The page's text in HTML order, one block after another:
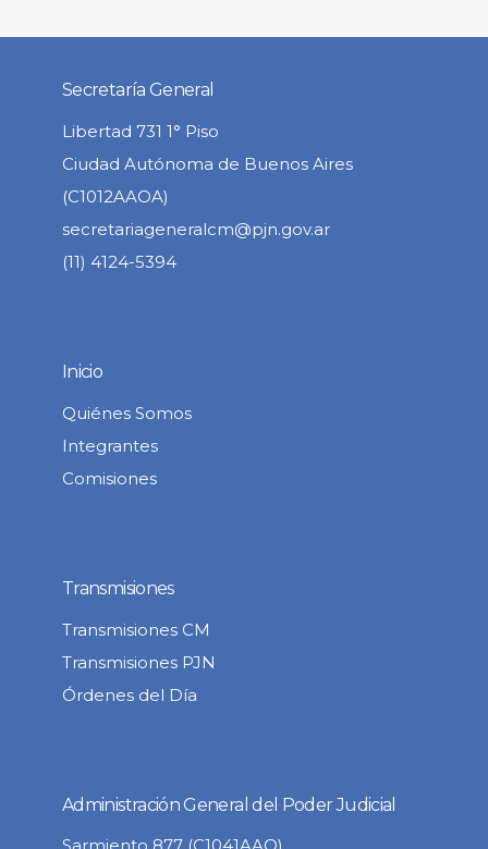
Secretaría General
Libertad 731 1° Piso
Ciudad Autónoma de Buenos Aires
(C1012AAOA)
secretariageneralcm@pjn.gov.ar
(11) 4124-5394
Inicio
Quiénes Somos
Integrantes
Comisiones
Transmisiones
Transmisiones CM
Transmisiones PJN
Órdenes del Día
Administración General del Poder Judicial